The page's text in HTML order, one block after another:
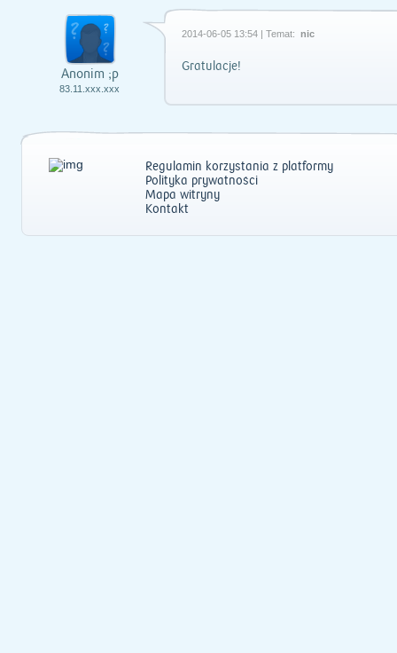
Anonim ;p
83.11.xxx.xxx
2014-06-05 13:54 | Temat: nic
Gratulacje!
Regulamin korzystania z platformy
Polityka prywatności
Mapa witryny
Kontakt